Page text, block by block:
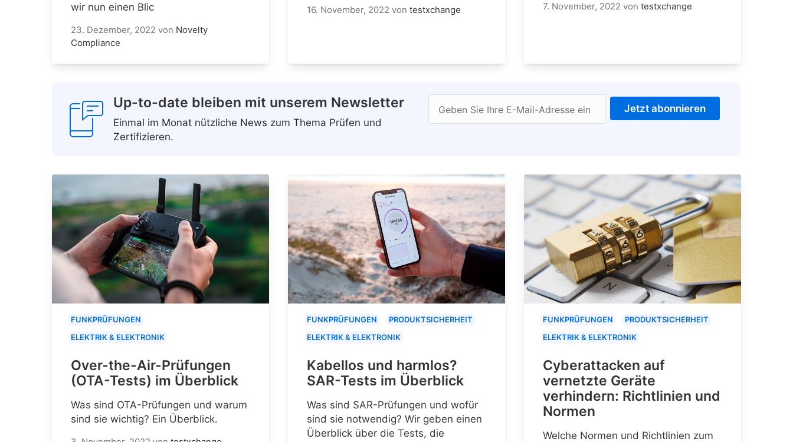
wir nun einen Blic
23. Dezember, 2022 von Novelty
Compliance
16. November, 2022 von testxchange 7. November, 2022 von testxchange
Up-to-date bleiben mit unserem Newsletter
Einmal im Monat nützliche News zum Thema Prüfen und
Zertifizieren.
Geben Sie Ihre E-Mail-Adresse ein Jetzt abonnieren
FUNKPRÜFUNGEN
ELEKTRIK & ELEKTRONIK
Over-the-Air-Prüfungen
(OTA-Tests) im Überblick
Was sind OTA-Prüfungen und warum
sind sie wichtig? Ein Überblick.
FUNKPRÜFUNGEN
PRODUKTSICHERHEIT
ELEKTRIK & ELEKTRONIK
Kabellos und harmlos?
SAR-Tests im Überblick
Was sind SAR-Prüfungen und wofür
sind sie notwendig? Wir geben einen
Überblick über die Tests, die
FUNKPRÜFUNGEN
PRODUKTSICHERHEIT
ELEKTRIK & ELEKTRONIK
Cyberattacken auf
vernetzte Geräte
verhindern: Richtlinien und
Normen
Welche Normen und Richtlinien zum